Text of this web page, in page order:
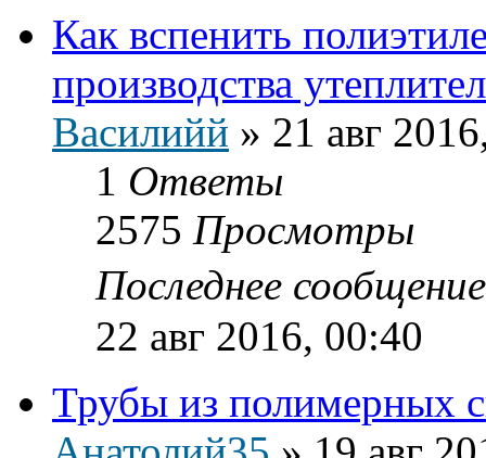
Как вспенить
производства
Василийй » 21 авг
1 Ответы
2575 Просмотры
Последнее
22 авг 2016, 00:40
Трубы из полимерных